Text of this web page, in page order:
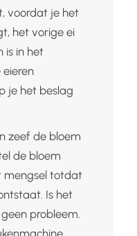
voordat je het
het vorige ei
is in het
je het beslag
zeef de bloem
de bloem
mengsel totdat
Is het
probleem.